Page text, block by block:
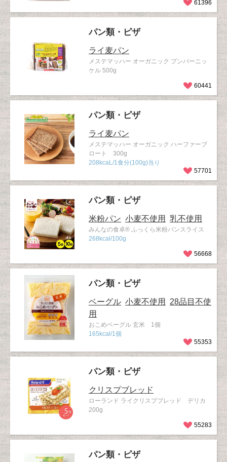
61396
パン類・ピザ
ライ麦パン
メステマッハー オーガニック プンパーニッ
ケル 500g
60441
パン類・ピザ
ライ麦パン
メステマッハー オーガニック ハーファーブ
ロート 300g
208kcaL/1食分(100g)当り
57701
パン類・ピザ
米粉パン 小麦不使用 乳不使用
みんなの食卓® ふっくら米粉パンスライス
268kcal/100g
56668
パン類・ピザ
ベーグル 小麦不使用
28品目不使
用
おこめベーグル 玄米 1個
165kcal/1個
55353
パン類・ピザ
クリスプブレッド
ローランド ライクリスプブレッド デリカ
200g
55283
パン類・ピザ